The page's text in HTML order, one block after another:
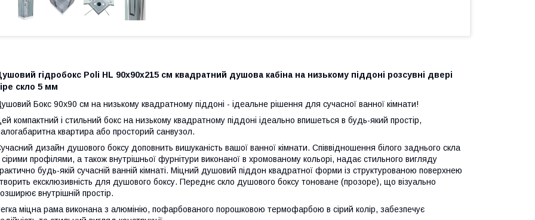
гідробокс Poli HL 90х90х215 см квадратний душова кабіна на низькому піддоні розсувні двері
скло 5 мм
Бокс 90x90 см на низькому квадратному піддоні - ідеальне рішення для сучасної ванної кімнати!
компактний і стильний бокс на низькому квадратному піддоні ідеально впишеться в будь-який простір,
квартира або просторий санвузол.
дизайн душового боксу доповнить вишуканість вашої ванної кімнати. Співвідношення білого заднього скла
сірими профілями, а також внутрішньої фурнітури виконаної в хромованому кольорі, надає стильного вигляду
будь-якій сучасній ванній кімнаті. Міцний душовий піддон квадратної форми із структурованою поверхнею
ексклюзивність для душового боксу. Переднє скло душового боксу тоноване (прозоре), що візуально
внутрішній простір.
міцна рама виконана з алюмінію, пофарбованого порошковою термофарбою в сірий колір, забезпечує